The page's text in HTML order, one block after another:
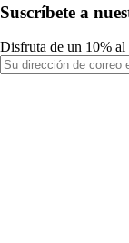
Suscríbete a
Disfruta de un 10% al